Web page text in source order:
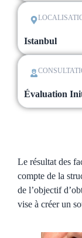
Istanbul
Évaluation
Le résultat des
compte de la
de l’objectif
vise à créer un